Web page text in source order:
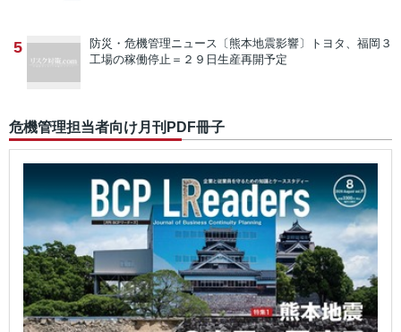
5 防災・危機管理ニュース 〔熊本地震影響〕トヨタ、福岡３
工場の稼働停止＝２９日生産再開予定
危機管理担当者向け月刊PDF冊子